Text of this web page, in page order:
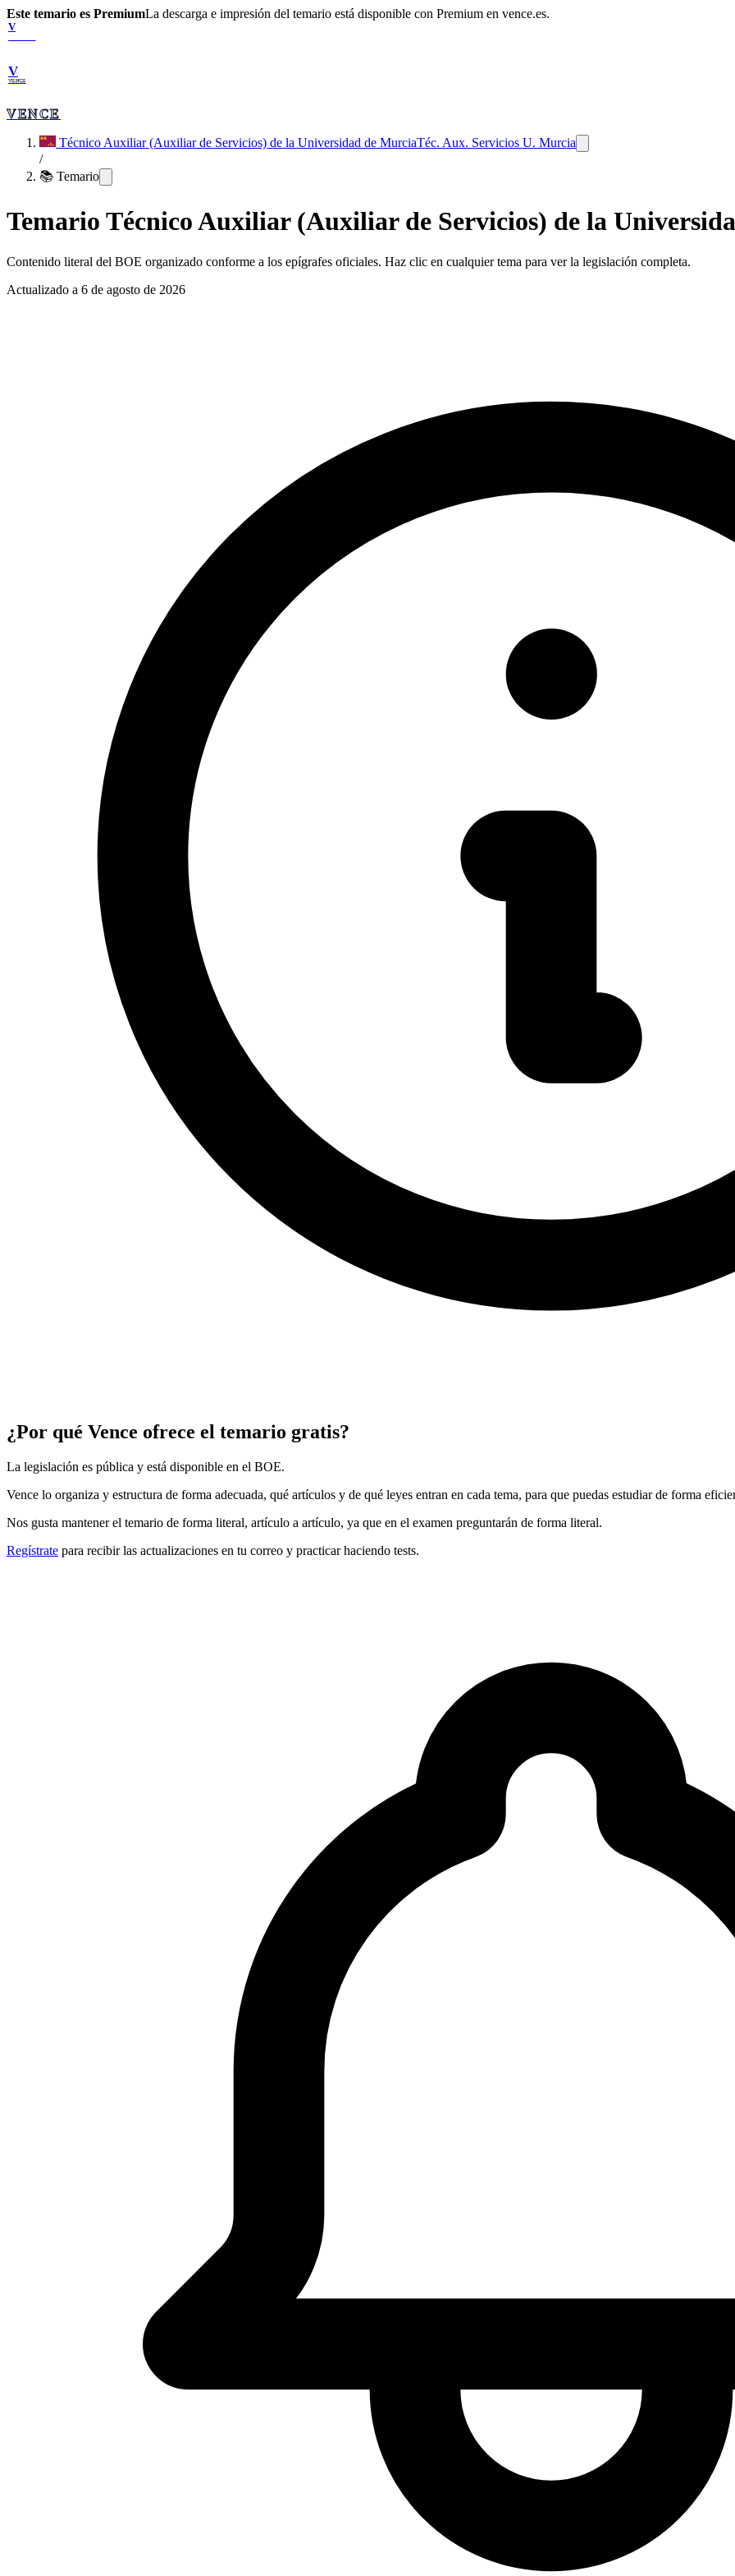
Este temario es PremiumLa descarga e impresión del temario está disponible con Premium en vence.es.
V
V
VENCE
VENCE
Técnico Auxiliar (Auxiliar de Servicios) de la Universidad de MurciaTéc. Aux. Servicios U. Murcia
/
📚 Temario
Temario Técnico Auxiliar (Auxiliar de Servicios) de la
Contenido literal del BOE organizado conforme a los epígrafes oficiales. Haz clic en cualquier tema para ver la legislación completa.
Actualizado a 6 de agosto de 2026
¿Por qué Vence ofrece el temario gratis?
La legislación es pública y está disponible en el BOE.
Vence lo organiza y estructura de forma adecuada, qué artículos y de qué leyes entran en cada tema, para que puedas estudiar de forma
Nos gusta mantener el temario de forma literal, artículo a artículo, ya que en el examen preguntarán de forma literal.
Regístrate para recibir las actualizaciones en tu correo y practicar haciendo tests.